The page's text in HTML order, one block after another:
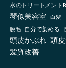
水のトリートメント
琴似美容室 白髪
脱毛 自分で染める
頭皮かぶれ 頭
髪質改善